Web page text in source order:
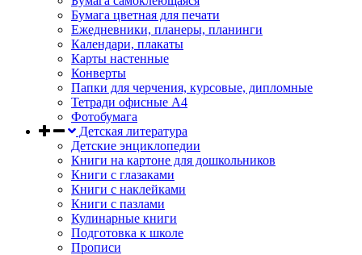
Бумага цветная для печати
Ежедневники, планеры, планинги
Календари, плакаты
Карты настенные
Конверты
Папки для черчения, курсовые, дипломные
Тетради офисные А4
Фотобумага
Детская литература
Детские энциклопедии
Книги на картоне для дошкольников
Книги с глазаками
Книги с наклейками
Книги с пазлами
Кулинарные книги
Подготовка к школе
Прописи